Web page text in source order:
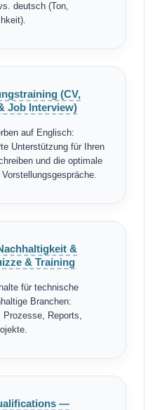
deutsch (Ton,
(CV,
Job Interview)
auf Englisch:
Unterstützung für Ihren
und die optimale
&
& Training
für technische
Branchen:
Reports,
—